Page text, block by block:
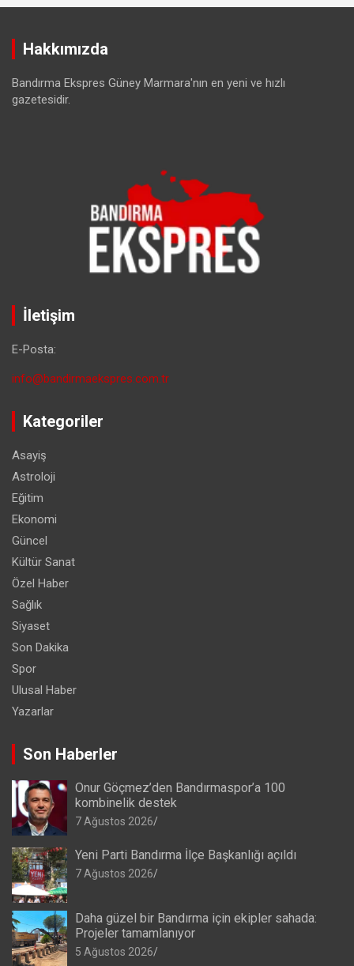
Hakkımızda
Bandırma Ekspres Güney Marmara'nın en yeni ve hızlı
gazetesidir.
İletişim
E-Posta:
info@bandirmaekspres.com.tr
Kategoriler
Asayiş
Astroloji
Eğitim
Ekonomi
Güncel
Kültür Sanat
Özel Haber
Sağlık
Siyaset
Son Dakika
Spor
Ulusal Haber
Yazarlar
Son Haberler
Onur Göçmez’den Bandırmaspor’a 100
kombinelik destek
7 Ağustos 2026
Yeni Parti Bandırma İlçe Başkanlığı açıldı
7 Ağustos 2026
Daha güzel bir Bandırma için ekipler sahada:
Projeler tamamlanıyor
5 Ağustos 2026